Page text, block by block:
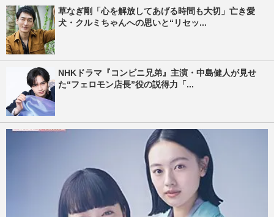
草なぎ剛「心を解放してあげる時間も大切」亡き愛
犬・クルミちゃんへの思いと“リセッ...
NHKドラマ『コンビニ兄弟』主演・中島健人が見せ
た“フェロモン店長”役の説得力「...